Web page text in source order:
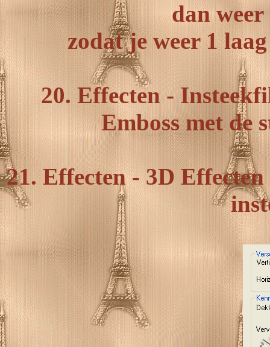
dan weer
zodat je weer 1
20. Effecten -
Emboss met de
21. Effecten - 3D